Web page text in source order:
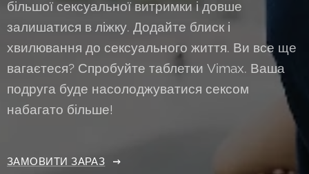
більшої сексуальної витримки і довше
залишатися в ліжку. Додайте блиск і
хвилювання до сексуального життя. Ви все ще
вагаєтеся? Спробуйте таблетки Vimax. Ваша
подруга буде насолоджуватися сексом
набагато більше!
ЗАМОВИТИ ЗАРАЗ